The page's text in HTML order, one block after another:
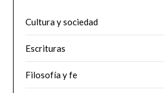
Cultura y sociedad
Escrituras
Filosofía y fe